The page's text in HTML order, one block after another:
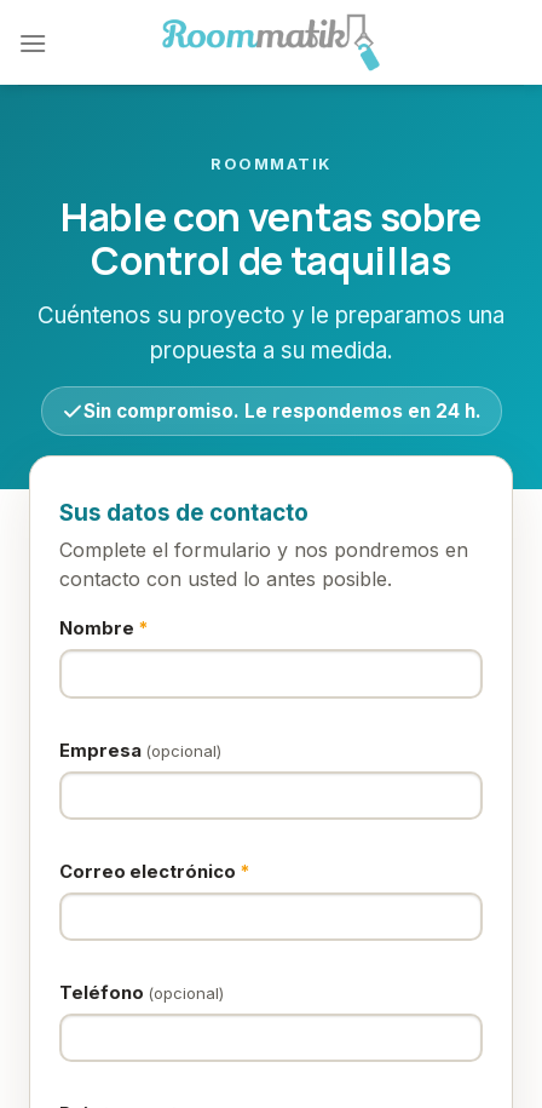
ROOMMATIK
Hable con ventas sobre
Control de taquillas
Cuéntenos su proyecto y le preparamos una
propuesta a su medida.
Sin compromiso. Le respondemos en 24 h.
Sus datos de contacto
Complete el formulario y nos pondremos en
contacto con usted lo antes posible.
Nombre *
Empresa (opcional)
Correo electrónico *
Teléfono (opcional)